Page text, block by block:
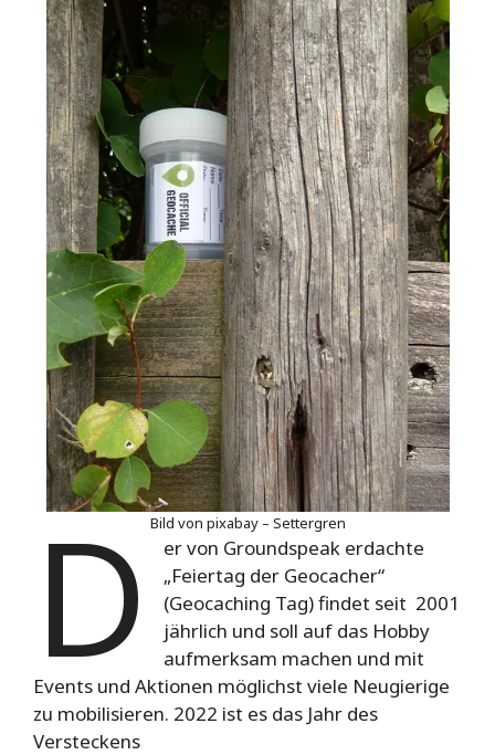
Bild von pixabay – Settergren
D
er von Groundspeak erdachte
„Feiertag der Geocacher“
(Geocaching Tag) findet seit 2001
jährlich und soll auf das Hobby
aufmerksam machen und mit
Events und Aktionen möglichst viele Neugierige
zu mobilisieren. 2022 ist es das Jahr des
Versteckens